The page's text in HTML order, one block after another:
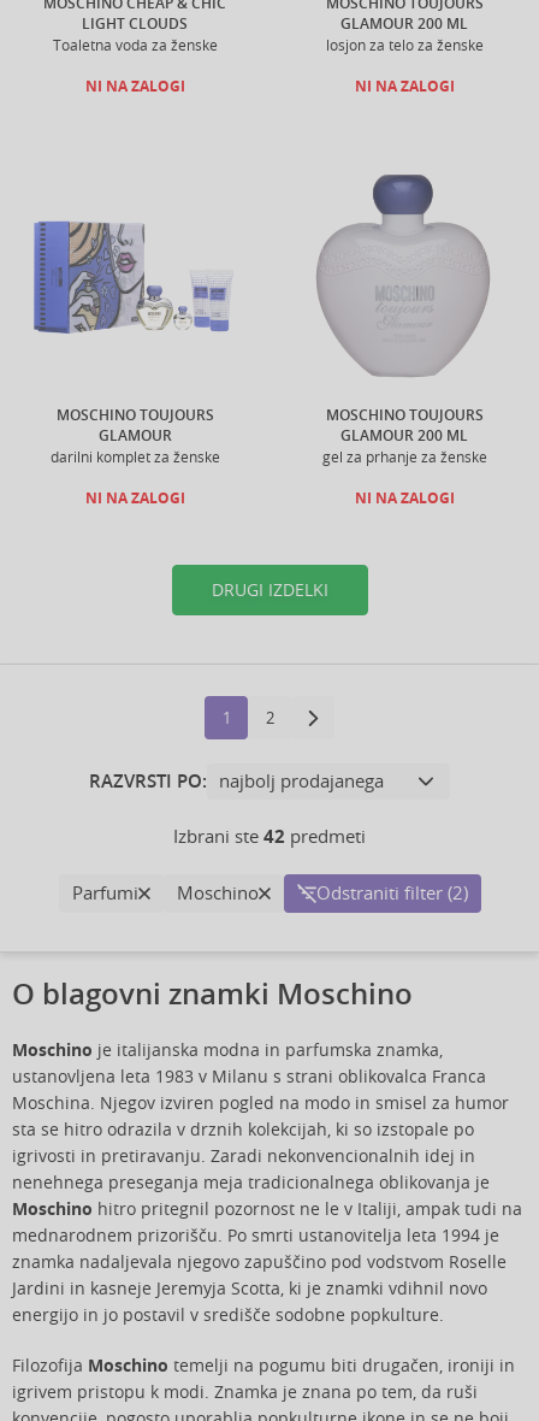
LIGHT CLOUDS
Toaletna voda za ženske
NI NA ZALOGI
GLAMOUR 200 ML
losjon za telo za ženske
NI NA ZALOGI
MOSCHINO TOUJOURS
GLAMOUR
darilni komplet za ženske
NI NA ZALOGI
MOSCHINO TOUJOURS
GLAMOUR 200 ML
gel za prhanje za ženske
NI NA ZALOGI
DRUGI IZDELKI
1 2
RAZVRSTI PO:
Izbrani ste 42 predmeti
Parfumi Moschino Odstraniti filter (2)
O blagovni znamki Moschino
Moschino je italijanska modna in parfumska znamka,
ustanovljena leta 1983 v Milanu s strani oblikovalca Franca
Moschina. Njegov izviren pogled na modo in smisel za humor
sta se hitro odrazila v drznih kolekcijah, ki so izstopale po
igrivosti in pretiravanju. Zaradi nekonvencionalnih idej in
nenehnega preseganja meja tradicionalnega oblikovanja je
Moschino hitro pritegnil pozornost ne le v Italiji, ampak tudi na
mednarodnem prizorišču. Po smrti ustanovitelja leta 1994 je
znamka nadaljevala njegovo zapuščino pod vodstvom Roselle
Jardini in kasneje Jeremyja Scotta, ki je znamki vdihnil novo
energijo in jo postavil v središče sodobne popkulture.
Filozofija Moschino temelji na pogumu biti drugačen, ironiji in
igrivem pristopu k modi. Znamka je znana po tem, da ruši